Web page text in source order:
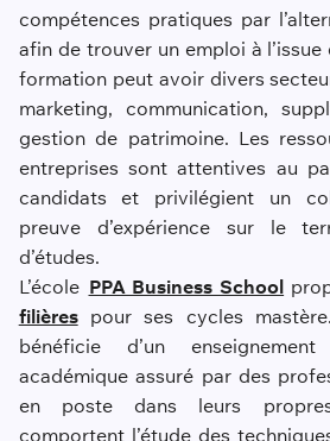
compétences pratiques par
afin de trouver un emploi à
formation peut avoir divers
marketing, communication,
gestion de patrimoine. Les
entreprises sont attentives au
candidats et privilégient un
preuve d’expérience sur le
d’études.
L’école PPA Business School
filièrespour ses cycles
bénéficie d’un
académique assuré par des
en poste dans leurs
comportent l’étude des